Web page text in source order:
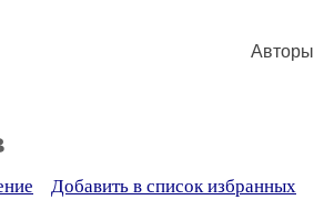
Авторы
Добавить в список избранных